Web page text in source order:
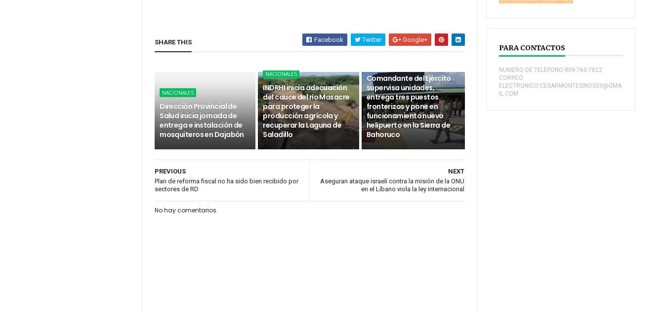
SHARE THIS Facebook Twitter Google+
NACIONALES
Dirección Provincial de
Salud inicia jornada de
entrega e instalación de
mosquiteros en Dajabón
NACIONALES
INDRHI inicia adecuación
del cauce del río Masacre
para proteger la
producción agrícola y
recuperar la Laguna de
Saladillo
Comandante del Ejército
supervisa unidades,
entrega tres puestos
fronterizos y pone en
funcionamiento nuevo
helipuerto en la Sierra de
Bahoruco
NEXT
Aseguran ataque israelí contra la misión de la ONU
en el Líbano viola la ley internacional
PREVIOUS
Plan de reforma fiscal no ha sido bien recibido por
sectores de RD
No hay comentarios.
PARA CONTACTOS
NUMERO DE TELEFONO:809-760-7822
CORREO
ELECTRONICO:CESARMONTESINOS59@GMA
IL.COM